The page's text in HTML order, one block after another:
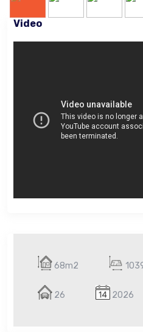
68m2
26 2026
Video